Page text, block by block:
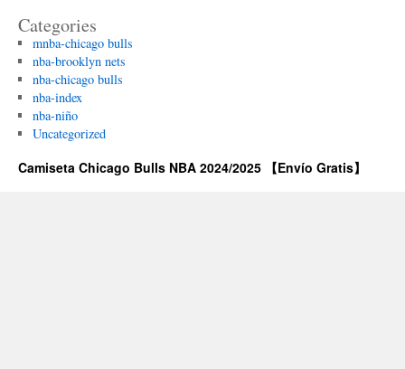
Categories
mnba-chicago bulls
nba-brooklyn nets
nba-chicago bulls
nba-index
nba-niño
Uncategorized
Camiseta Chicago Bulls NBA 2024/2025 【Envío Gratis】